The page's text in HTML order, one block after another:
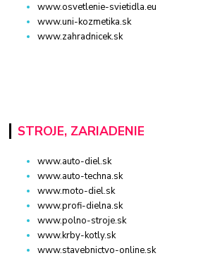
www.osvetlenie-svietidla.eu
www.uni-kozmetika.sk
www.zahradnicek.sk
STROJE, ZARIADENIE
www.auto-diel.sk
www.auto-techna.sk
www.moto-diel.sk
www.profi-dielna.sk
www.polno-stroje.sk
www.krby-kotly.sk
www.stavebnictvo-online.sk